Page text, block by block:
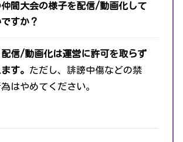
間大会の様子を配信/動画化して
すか？
配信/動画化は運営に許可を取らず
す。 ただし、誹謗中傷などの禁
はやめてください。